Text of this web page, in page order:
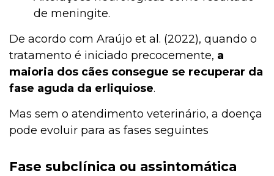
de meningite.
De acordo com Araújo et al. (2022), quando o
tratamento é iniciado precocemente, a
maioria dos cães consegue se recuperar da
fase aguda da erliquiose.
Mas sem o atendimento veterinário, a doença
pode evoluir para as fases seguintes
Fase subclínica ou assintomática